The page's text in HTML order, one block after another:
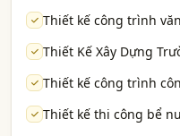
Thiết kế công trình
Thiết Kế Xây Dựng
Thiết kế công trình
Thiết kế thi công bể